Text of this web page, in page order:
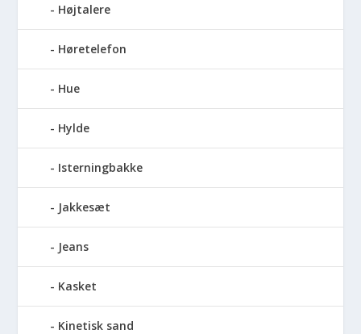
Højtalere
Høretelefon
Hue
Hylde
Isterningbakke
Jakkesæt
Jeans
Kasket
Kinetisk sand